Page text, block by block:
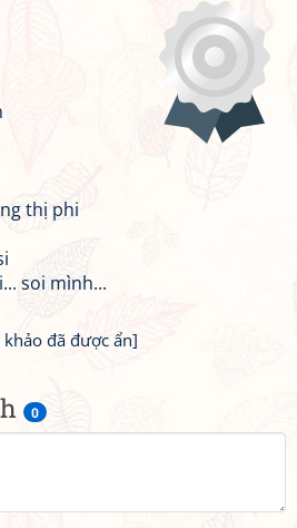
0
thị phi
soi mình...
đã được ẩn]